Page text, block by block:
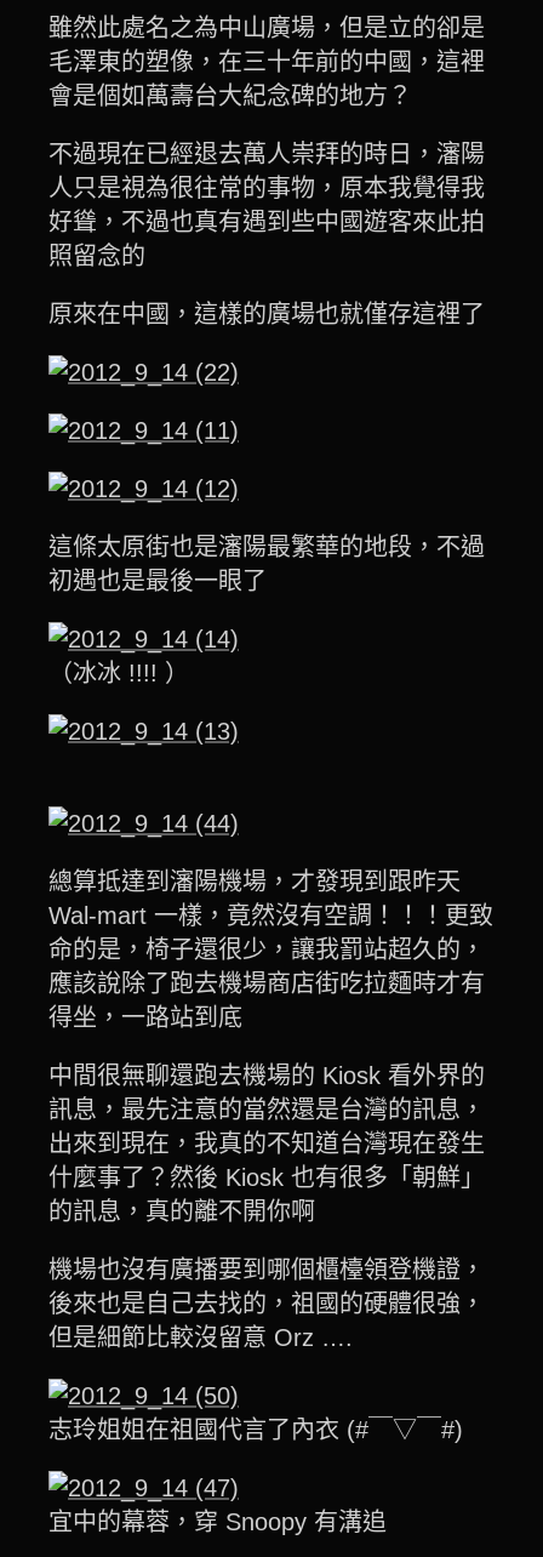
雖然此處名之為中山廣場，但是立的卻是
毛澤東的塑像，在三十年前的中國，這裡
會是個如萬壽台大紀念碑的地方？
不過現在已經退去萬人崇拜的時日，瀋陽
人只是視為很往常的事物，原本我覺得我
好聳，不過也真有遇到些中國遊客來此拍
照留念的
原來在中國，這樣的廣場也就僅存這裡了
這條太原街也是瀋陽最繁華的地段，不過
初遇也是最後一眼了
（冰冰 !!!! ）
總算抵達到瀋陽機場，才發現到跟昨天
Wal-mart 一樣，竟然沒有空調！！！更致
命的是，椅子還很少，讓我罰站超久的，
應該說除了跑去機場商店街吃拉麵時才有
得坐，一路站到底
中間很無聊還跑去機場的 Kiosk 看外界的
訊息，最先注意的當然還是台灣的訊息，
出來到現在，我真的不知道台灣現在發生
什麼事了？然後 Kiosk 也有很多「朝鮮」
的訊息，真的離不開你啊
機場也沒有廣播要到哪個櫃檯領登機證，
後來也是自己去找的，祖國的硬體很強，
但是細節比較沒留意 Orz ….
志玲姐姐在祖國代言了內衣 (#￣▽￣#)
宜中的幕蓉，穿 Snoopy 有溝追